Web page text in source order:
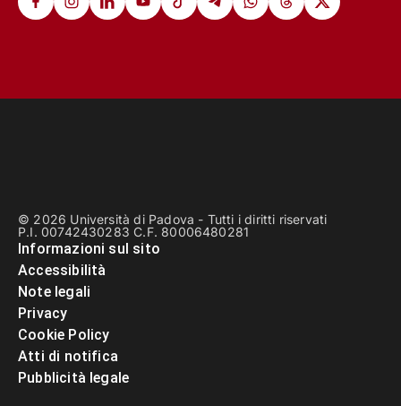
© 2026 Università di Padova - Tutti i diritti riservati
P.I. 00742430283 C.F. 80006480281
Informazioni sul sito
Accessibilità
Note legali
Privacy
Cookie Policy
Atti di notifica
Pubblicità legale